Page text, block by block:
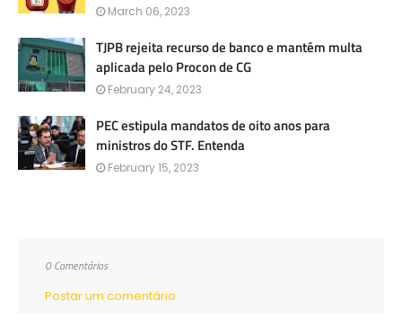
March 06, 2023
TJPB rejeita recurso de banco e mantém multa
aplicada pelo Procon de CG
February 24, 2023
PEC estipula mandatos de oito anos para
ministros do STF. Entenda
February 15, 2023
0 Comentários
Postar um comentário